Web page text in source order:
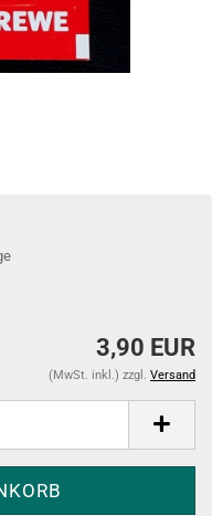
3,90 EUR
(MwSt. inkl.) zzgl. Versand